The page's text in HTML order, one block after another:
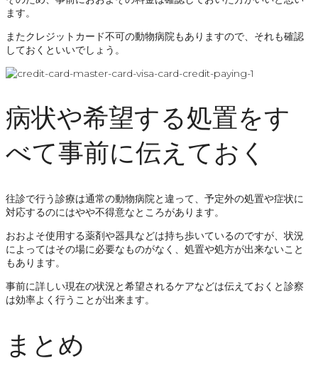
ます。
またクレジットカード不可の動物病院もありますので、それも確認
しておくといいでしょう。
病状や希望する処置をす
べて事前に伝えておく
往診で行う診療は通常の動物病院と違って、予定外の処置や症状に
対応するのにはやや不得意なところがあります。
おおよそ使用する薬剤や器具などは持ち歩いているのですが、状況
によってはその場に必要なものがなく、処置や処方が出来ないこと
もあります。
事前に詳しい現在の状況と希望されるケアなどは伝えておくと診察
は効率よく行うことが出来ます。
まとめ